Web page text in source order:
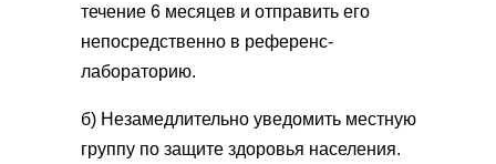
течение 6 месяцев и отправить его
непосредственно в референс-
лабораторию.
б) Незамедлительно уведомить местную
группу по защите здоровья населения.